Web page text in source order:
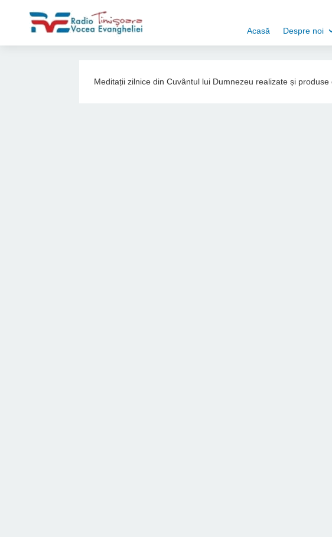
Acasă Despre noi
Meditații zilnice din Cuvântul lui Dumnezeu realizate și